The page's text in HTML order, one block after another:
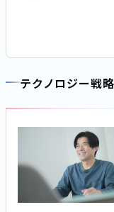
テクノロジー戦